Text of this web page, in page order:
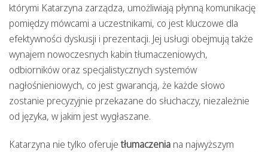
którymi Katarzyna zarządza, umożliwiają płynną komunikację
pomiędzy mówcami a uczestnikami, co jest kluczowe dla
efektywności dyskusji i prezentacji. Jej usługi obejmują także
wynajem nowoczesnych kabin tłumaczeniowych,
odbiorników oraz specjalistycznych systemów
nagłośnieniowych, co jest gwarancją, że każde słowo
zostanie precyzyjnie przekazane do słuchaczy, niezależnie
od języka, w jakim jest wygłaszane.
Katarzyna nie tylko oferujetłumaczenia na najwyższym